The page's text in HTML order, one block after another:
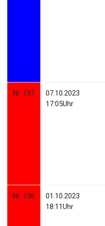
Nr. 137
07.10.2023
17:05Uhr
Nr. 136
01.10.2023
18:11Uhr